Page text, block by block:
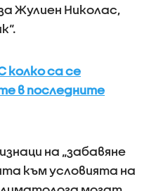
Жулиен Николас,
колко са се
в последните
на „забавяне
към условията на